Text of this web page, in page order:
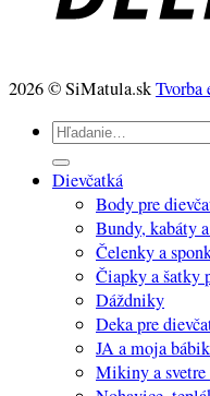
2026 © SiMatula.skTvorba
Hľadať:
Dievčatká
Body pre
Bundy, kabáty
Čelenky a
Čiapky a šatky
Dáždniky
Deka pre
JA a moja
Mikiny a svetre